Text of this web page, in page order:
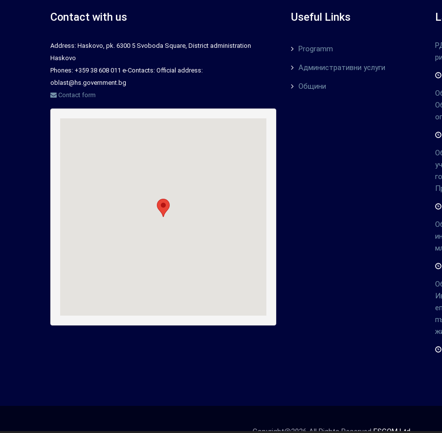
Contact with us
Address: Haskovo, pk. 6300 5 Svoboda Square, District administration
Haskovo
Phones: +359 38 608 011 e-Contacts: Official address:
oblast@hs.government.bg
Contact form
Useful Links
Programm
Административни услуги
Общини